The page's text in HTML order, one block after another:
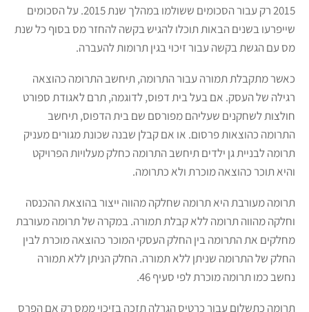
2015 רק עבור הסכומים ששולמו במהלך שנת 2015. על הסכומים
שייפרעו בשנים הבאות תוכלו להגיש בקשה להחזר מס בסוף כל שנת
מס עם הגשת בקשה עבור זיכוי בגין תרומות להעברה.
כאשר מתקבלת תמורה עבור התרומה, תיחשב התרומה כהוצאה
רגילה של העסק. אם בעל בית דפוס, לדוגמה, תרם לאגודת ספורט
חולצות לשחקנים שעליהם מפורסם שם בית הדפוס, תיחשב
התרומה כהוצאות פרסום. או אם קבלן שבנה שכונת מגורים מעניק
תרומה לבניית גן ילדים תיחשב התרומה כחלק מעלויות הפרויקט
והיא תוכר כהוצאה מוכרת ולא כתרומה.
תרומה מעורבת היא תרומה שחלקה מהווה ייצור בהוצאת ההכנסה
וחלקה מהווה תרומה ללא קבלת תמורה. במקרה של תרומה מעורבת
מחלקים את התרומה בין החלק העסקי המוכר כהוצאה מוכרת לבין
החלק של התרומה שניתן ללא תמורה. החלק הניתן ללא תמורה
נחשב כמו תרומה מוכרת לפי סעיף 46.
תרומה כתשלום עבור כרטיס הגרלה תזכה בזיכוי ממס רק אם הפרס